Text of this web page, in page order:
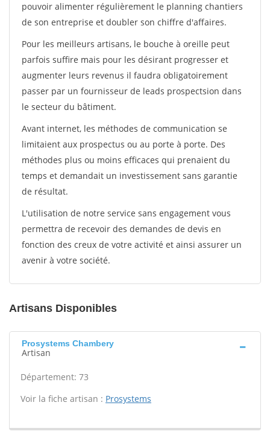
pouvoir alimenter régulièrement le planning chantiers
de son entreprise et doubler son chiffre d'affaires.
Pour les meilleurs artisans, le bouche à oreille peut
parfois suffire mais pour les désirant progresser et
augmenter leurs revenus il faudra obligatoirement
passer par un fournisseur de leads prospectsion dans
le secteur du bâtiment.
Avant internet, les méthodes de communication se
limitaient aux prospectus ou au porte à porte. Des
méthodes plus ou moins efficaces qui prenaient du
temps et demandait un investissement sans garantie
de résultat.
L'utilisation de notre service sans engagement vous
permettra de recevoir des demandes de devis en
fonction des creux de votre activité et ainsi assurer un
avenir à votre société.
Artisans Disponibles
Prosystems Chambery
Artisan
Département: 73
Voir la fiche artisan : Prosystems